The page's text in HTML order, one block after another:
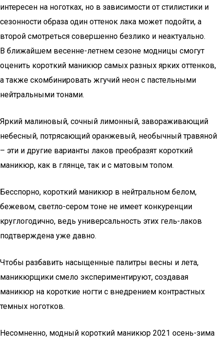
интересен на ноготках, но в зависимости от стилистики и
сезонности образа один оттенок лака может подойти, а
второй смотреться совершенно безлико и неактуально.
В ближайшем весенне-летнем сезоне модницы смогут
оценить короткий маникюр самых разных ярких оттенков,
а также скомбинировать жгучий неон с пастельными
нейтральными тонами.
Яркий малиновый, сочный лимонный, завораживающий
небесный, потрясающий оранжевый, необычный травяной
– эти и другие варианты лаков преобразят короткий
маникюр, как в глянце, так и с матовым топом.
Бесспорно, короткий маникюр в нейтральном белом,
бежевом, светло-сером тоне не имеет конкуренции
круглогодично, ведь универсальность этих гель-лаков
подтверждена уже давно.
Чтобы разбавить насыщенные палитры весны и лета,
маникюрщики смело экспериментируют, создавая
маникюр на короткие ногти с внедрением контрастных
темных ноготков.
Несомненно, модный короткий маникюр 2021 осень-зима